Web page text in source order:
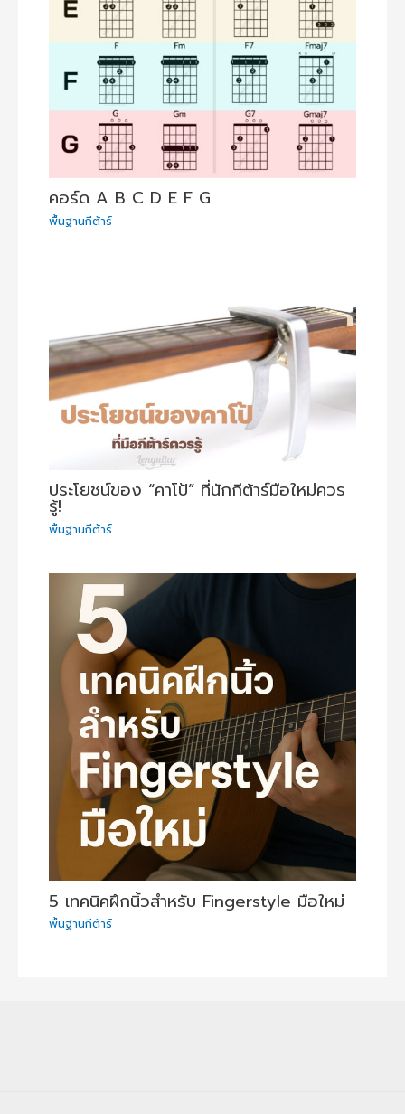
คอร์ด A B C D E F G
พื้นฐานกีต้าร์
ประโยชน์ของ “คาโป้” ที่นักกีต้าร์มือใหม่ควร
รู้!
พื้นฐานกีต้าร์
5 เทคนิคฝึกนิ้วสำหรับ Fingerstyle มือใหม่
พื้นฐานกีต้าร์